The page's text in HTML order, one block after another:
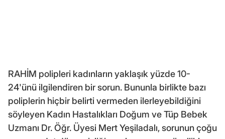
RAHİM polipleri kadınların yaklaşık yüzde 10-
24'ünü ilgilendiren bir sorun. Bununla birlikte bazı
poliplerin hiçbir belirti vermeden ilerleyebildiğini
söyleyen Kadın Hastalıkları Doğum ve Tüp Bebek
Uzmanı Dr. Öğr. Üyesi Mert Yeşiladalı, sorunun çoğu